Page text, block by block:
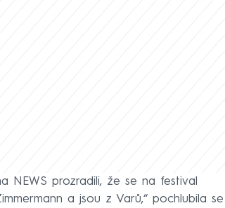
NEWS prozradili, že se na festival
a jsou z Varů,“ pochlubila se